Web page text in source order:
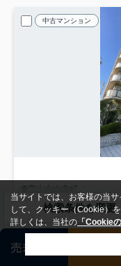
中古マンション
守山市吉身町
2,399万円 7月23日
7階 / 75.00㎡ / 3LDK /
東海道本線「守山」
検索条件を変更
売却査定
当サイトでは、お客様の当
して、クッキー（Cookie）
詳しくは、当社の 「Cookie